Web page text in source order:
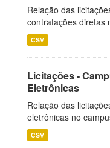
Relação das
contratações diretas
CSV
Licitações -
Eletrônicas
Relação das
eletrônicas no
CSV